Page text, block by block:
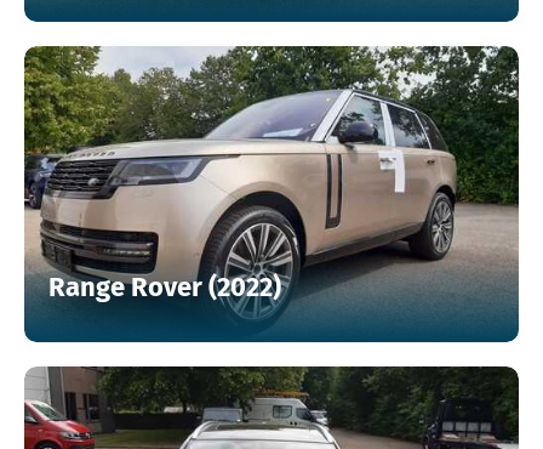
Range Rover (2022)